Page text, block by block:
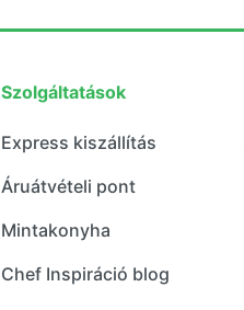
Szolgáltatások
Express kiszállítás
Áruátvételi pont
Mintakonyha
Chef Inspiráció blog